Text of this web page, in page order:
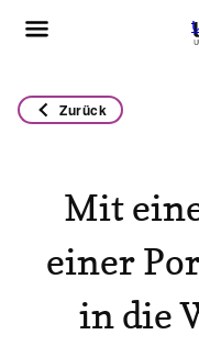
Zurück
Mit
einer
in die